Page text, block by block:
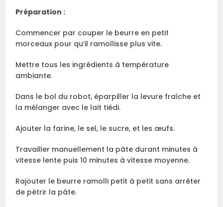
Préparation :
Commencer par couper le beurre en petit
morceaux pour qu’il ramollisse plus vite.
Mettre tous les ingrédients à température
ambiante.
Dans le bol du robot, éparpiller la levure fraîche et
la mélanger avec le lait tiédi.
Ajouter la farine, le sel, le sucre, et les œufs.
Travailler manuellement la pâte durant minutes à
vitesse lente puis 10 minutes à vitesse moyenne.
Rajouter le beurre ramolli petit à petit sans arrêter
de pétrir la pâte.